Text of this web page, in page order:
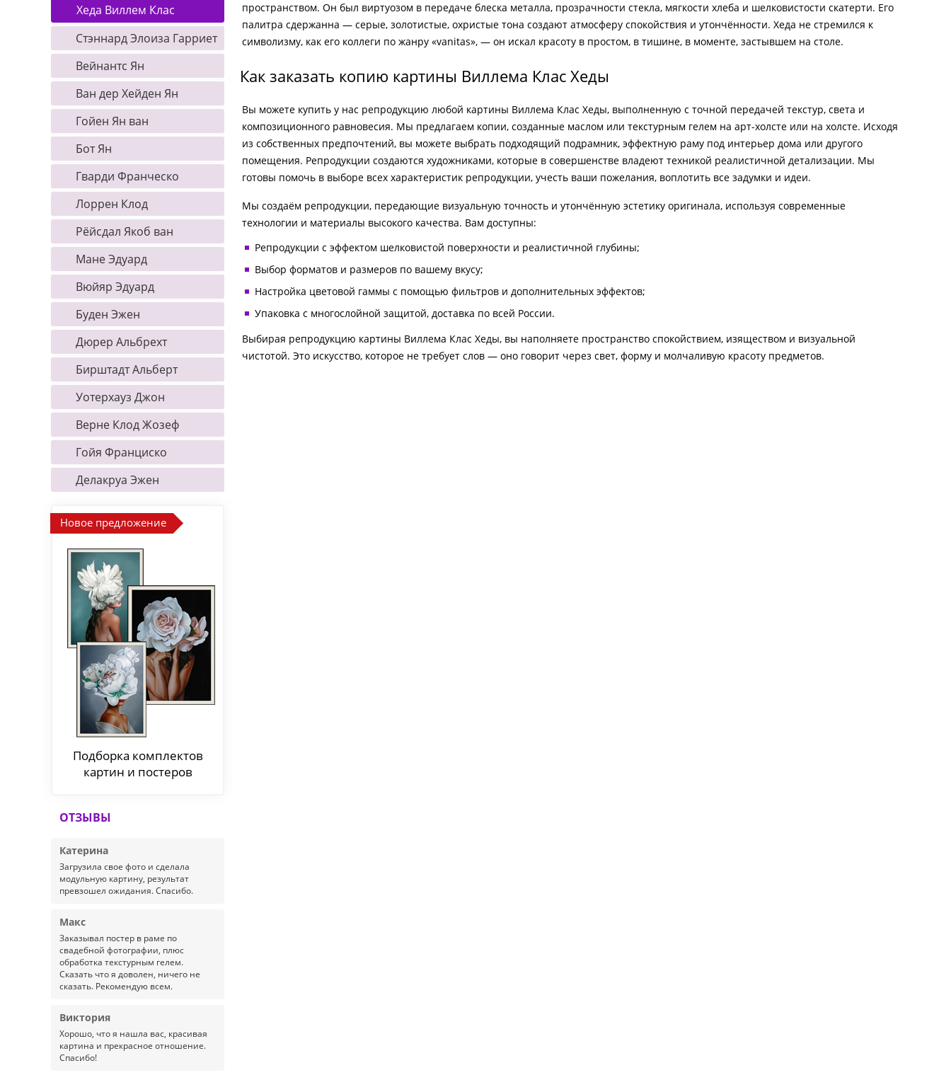
Хеда Виллем Клас
Стэннард Элоиза Гарриет
Вейнантс Ян
Ван дер Хейден Ян
Гойен Ян ван
Бот Ян
Гварди Франческо
Лоррен Клод
Рёйсдал Якоб ван
Мане Эдуард
Вюйяр Эдуард
Буден Эжен
Дюрер Альбрехт
Бирштадт Альберт
Уотерхауз Джон
Верне Клод Жозеф
Гойя Франциско
Делакруа Эжен
Новое предложение
Подборка комплектов
картин и постеров
ОТЗЫВЫ
Катерина
Загрузила свое фото и сделала
модульную картину, результат
превзошел ожидания. Спасибо.
Макс
Заказывал постер в раме по
свадебной фотографии, плюс
обработка текстурным гелем.
Сказать что я доволен, ничего не
сказать. Рекомендую всем.
Виктория
Хорошо, что я нашла вас, красивая
картина и прекрасное отношение.
Спасибо!
пространством. Он был виртуозом в передаче блеска металла, прозрачности стекла, мягкости хлеба и шелковистости скатерти. Его
палитра сдержанна — серые, золотистые, охристые тона создают атмосферу спокойствия и утончённости. Хеда не стремился к
символизму, как его коллеги по жанру «vanitas», — он искал красоту в простом, в тишине, в моменте, застывшем на столе.
Как заказать копию картины Виллема Клас Хеды
Вы можете купить у нас репродукцию любой картины Виллема Клас Хеды, выполненную с точной передачей текстур, света и
композиционного равновесия. Мы предлагаем копии, созданные маслом или текстурным гелем на арт-холсте или на холсте. Исходя
из собственных предпочтений, вы можете выбрать подходящий подрамник, эффектную раму под интерьер дома или другого
помещения. Репродукции создаются художниками, которые в совершенстве владеют техникой реалистичной детализации. Мы
готовы помочь в выборе всех характеристик репродукции, учесть ваши пожелания, воплотить все задумки и идеи.
Мы создаём репродукции, передающие визуальную точность и утончённую эстетику оригинала, используя современные
технологии и материалы высокого качества. Вам доступны:
Репродукции с эффектом шелковистой поверхности и реалистичной глубины;
Выбор форматов и размеров по вашему вкусу;
Настройка цветовой гаммы с помощью фильтров и дополнительных эффектов;
Упаковка с многослойной защитой, доставка по всей России.
Выбирая репродукцию картины Виллема Клас Хеды, вы наполняете пространство спокойствием, изяществом и визуальной
чистотой. Это искусство, которое не требует слов — оно говорит через свет, форму и молчаливую красоту предметов.